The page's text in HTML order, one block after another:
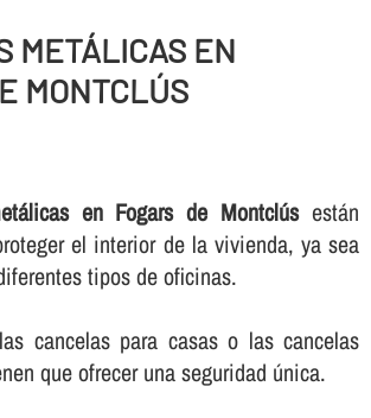
METÁLICAS EN
MONTCLÚS
en Fogars de Montclúsestán
el interior de la vivienda, ya sea
tipos de oficinas.
cancelas para casas o las cancelas
que ofrecer una seguridad única.